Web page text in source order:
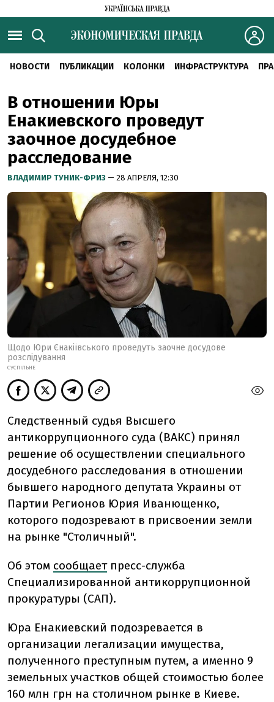
НОВОСТИ ПУБЛИКАЦИИ КОЛОНКИ ИНФРАСТРУКТУРА
В отношении Юры
Енакиевского проведут
заочное досудебное
расследование
ВЛАДИМИР ТУНИК-ФРИЗ — 28 АПРЕЛЯ, 12:30
Щодо Юри Єнакіївського проведуть заочне досудове
розслідування
СУСПІЛЬНЕ
Следственный судья Высшего
антикоррупционного суда (ВАКС) принял
решение об осуществлении специального
досудебного расследования в отношении
бывшего народного депутата Украины от
Партии Регионов Юрия Иванющенко,
которого подозревают в присвоении земли
на рынке "Столичный".
Об этом сообщает пресс-служба
Специализированной антикоррупционной
прокуратуры (САП).
Юра Енакиевский подозревается в
организации легализации имущества,
полученного преступным путем, а именно 9
земельных участков общей стоимостью более
160 млн грн на столичном рынке в Киеве.